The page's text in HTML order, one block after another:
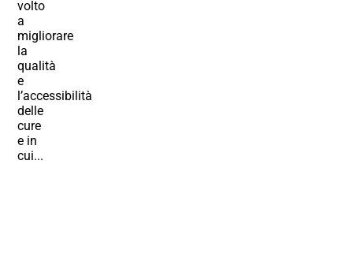
volto
a
migliorare
la
qualità
e
l’accessibilità
delle
cure
e in
cui...